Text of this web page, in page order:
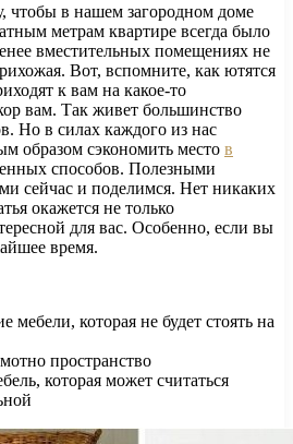
чтобы в нашем загородном доме
метрам квартире всегда было
вместительных помещениях не
Вот, вспомните, как ютятся
к вам на какое-то
вам. Так живет большинство
Но в силах каждого из нас
образом сэкономить место в
способов. Полезными
сейчас и поделимся. Нет никаких
окажется не только
для вас. Особенно, если вы
время.
мебели, которая не будет стоять на
пространство
которая может считаться